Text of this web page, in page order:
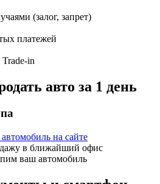
(залог, запрет)
платежей
авто за 1 день
на сайте
в ближайший офис
ваш автомобиль